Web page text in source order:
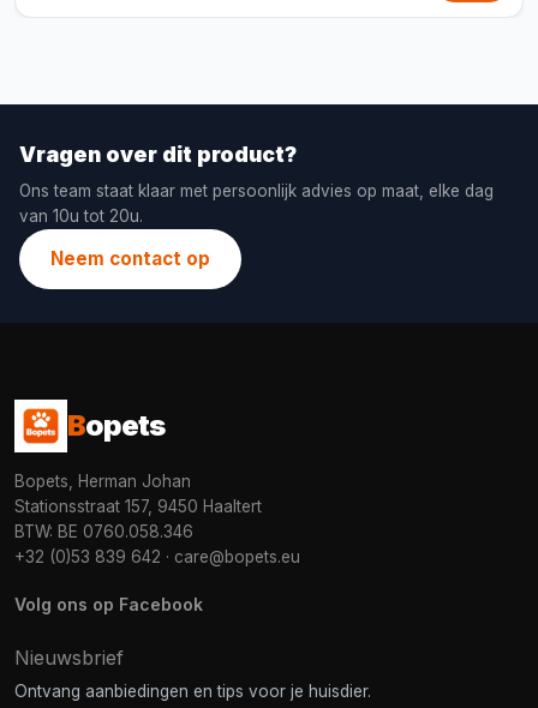
Vragen over dit product?
Ons team staat klaar met persoonlijk advies op maat, elke dag
van 10u tot 20u.
Neem contact op
Bopets
Bopets, Herman Johan
Stationsstraat 157, 9450 Haaltert
BTW: BE 0760.058.346
+32 (0)53 839 642 · care@bopets.eu
Volg ons op Facebook
Nieuwsbrief
Ontvang aanbiedingen en tips voor je huisdier.